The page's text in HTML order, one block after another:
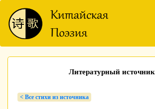
Литературный источник
< Bсе стихи из источника